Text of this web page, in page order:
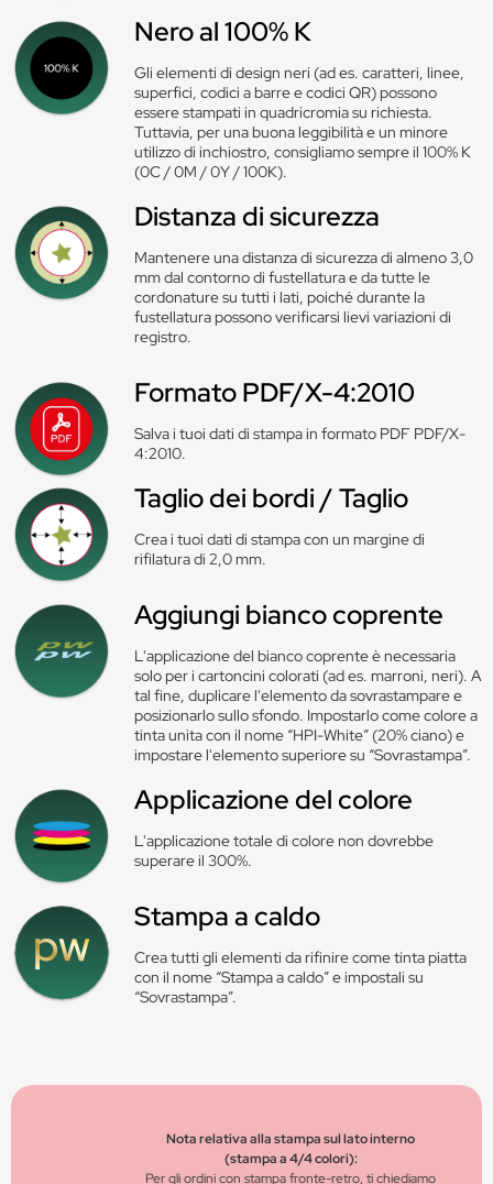
Nero al 100% K
Gli elementi di design neri (ad es. caratteri, linee,
superfici, codici a barre e codici QR) possono
essere stampati in quadricromia su richiesta.
Tuttavia, per una buona leggibilità e un minore
utilizzo di inchiostro, consigliamo sempre il 100% K
(0C / 0M / 0Y / 100K).
Distanza di sicurezza
Mantenere una distanza di sicurezza di almeno 3,0
mm dal contorno di fustellatura e da tutte le
cordonature su tutti i lati, poiché durante la
fustellatura possono verificarsi lievi variazioni di
registro.
Formato PDF/X-4:2010
Salva i tuoi dati di stampa in formato PDF PDF/X-
4:2010.
Taglio dei bordi / Taglio
Crea i tuoi dati di stampa con un margine di
rifilatura di 2,0 mm.
Aggiungi bianco coprente
L'applicazione del bianco coprente è necessaria
solo per i cartoncini colorati (ad es. marroni, neri). A
tal fine, duplicare l'elemento da sovrastampare e
posizionarlo sullo sfondo. Impostarlo come colore a
tinta unita con il nome “HPI-White” (20% ciano) e
impostare l'elemento superiore su “Sovrastampa”.
Applicazione del colore
L'applicazione totale di colore non dovrebbe
superare il 300%.
Stampa a caldo
Crea tutti gli elementi da rifinire come tinta piatta
con il nome “Stampa a caldo” e impostali su
“Sovrastampa”.
Nota relativa alla stampa sul lato interno
(stampa a 4/4 colori):
Per gli ordini con stampa fronte-retro, ti chiediamo